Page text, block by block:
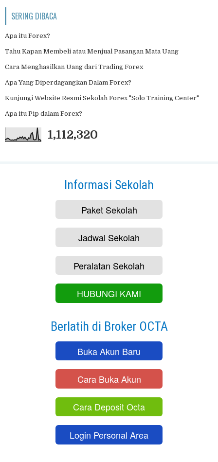
SERING DIBACA
Apa itu Forex?
Tahu Kapan Membeli atau Menjual Pasangan Mata Uang
Cara Menghasilkan Uang dari Trading Forex
Apa Yang Diperdagangkan Dalam Forex?
Kunjungi Website Resmi Sekolah Forex "Solo Training Center"
Apa itu Pip dalam Forex?
1,112,320
Informasi Sekolah
Paket Sekolah
Jadwal Sekolah
Peralatan Sekolah
HUBUNGI KAMI
Berlatih di Broker OCTA
Buka Akun Baru
Cara Buka Akun
Cara Deposit Octa
Login Personal Area